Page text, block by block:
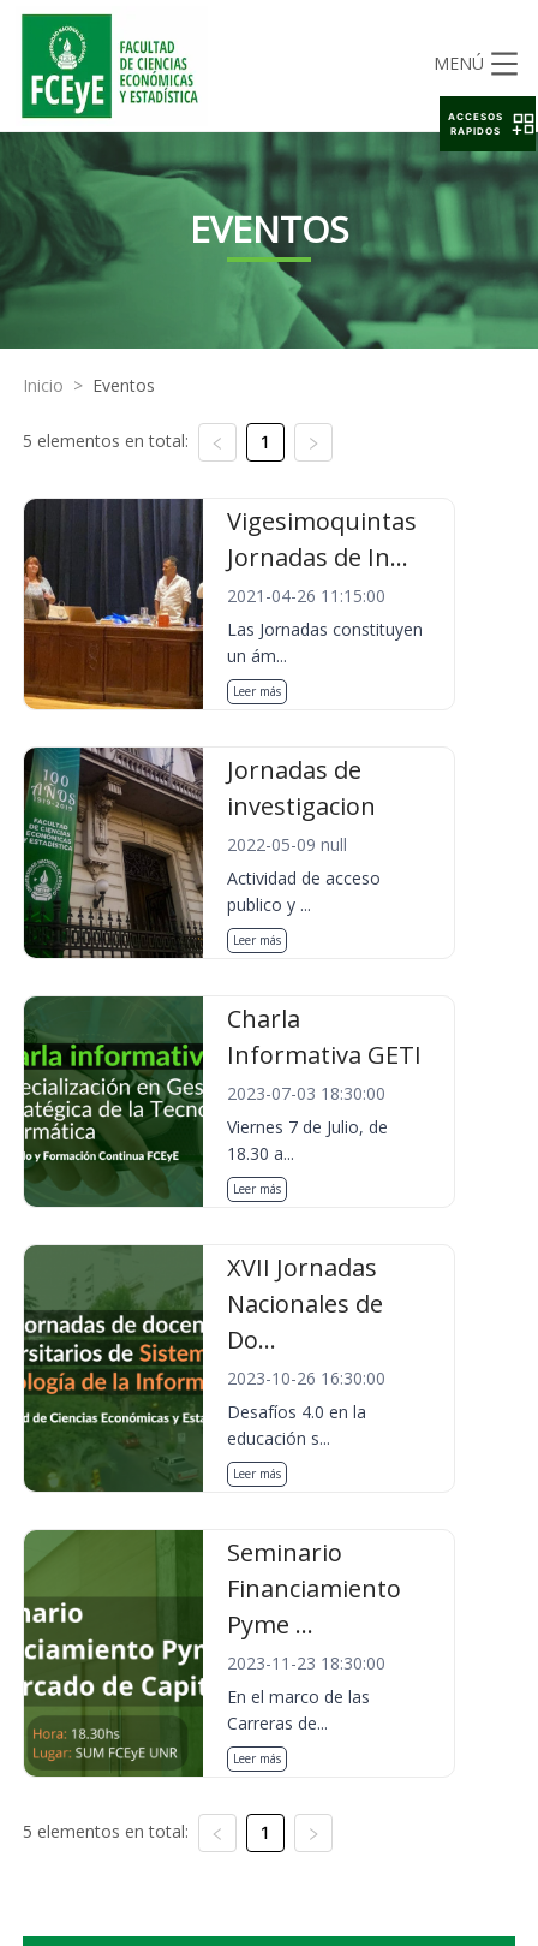
MENÚ
EVENTOS
Inicio > Eventos
5 elementos en total: 1
Vigesimoquintas
Jornadas de In...
2021-04-26 11:15:00
Las Jornadas constituyen
un ám...
Leer más
Jornadas de
investigacion
2022-05-09 null
Actividad de acceso
publico y ...
Leer más
Charla
Informativa GETI
2023-07-03 18:30:00
Viernes 7 de Julio, de
18.30 a...
Leer más
XVII Jornadas
Nacionales de
Do...
2023-10-26 16:30:00
Desafíos 4.0 en la
educación s...
Leer más
Seminario
Financiamiento
Pyme ...
2023-11-23 18:30:00
En el marco de las
Carreras de...
Leer más
5 elementos en total: 1
ACCESOS
RAPIDOS